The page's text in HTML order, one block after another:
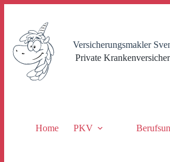
springen
Versicherungsmakler
Private
Home PKV